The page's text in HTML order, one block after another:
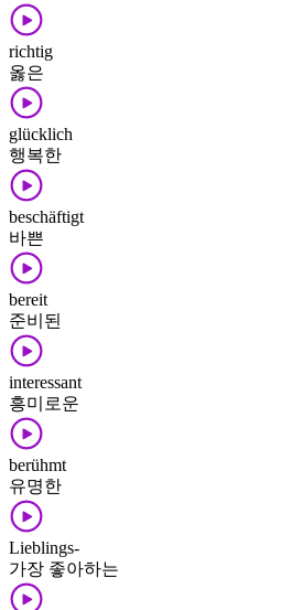
richtig
옳은
glücklich
행복한
beschäftigt
바쁜
bereit
준비된
interessant
흥미로운
berühmt
유명한
Lieblings-
가장 좋아하는